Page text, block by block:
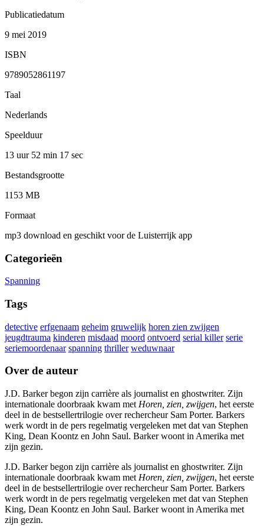
Publicatiedatum
9 mei 2019
ISBN
9789052861197
Taal
Nederlands
Speelduur
13 uur 52 min 17 sec
Bestandsgrootte
1153 MB
Formaat
mp3 download en geschikt voor de Luisterrijk app
Categorieën
Spanning
Tags
detective erfgenaam geheim gruwelijk horen zien zwijgen
jeugdtrauma kinderen misdaad moord ontvoerd serial killer serie
seriemoordenaar spanning thriller weduwnaar
Over de auteur
J.D. Barker begon zijn carrière als journalist en ghostwriter. Zijn
internationale doorbraak kwam met Horen, zien, zwijgen, het eerste
deel in de bestsellertrilogie over rechercheur Sam Porter. Barkers
werk wordt in de pers regelmatig vergeleken met dat van Stephen
King, Dean Koontz en John Saul. Barker woont in Amerika met
zijn gezin.
J.D. Barker begon zijn carrière als journalist en ghostwriter. Zijn
internationale doorbraak kwam met Horen, zien, zwijgen, het eerste
deel in de bestsellertrilogie over rechercheur Sam Porter. Barkers
werk wordt in de pers regelmatig vergeleken met dat van Stephen
King, Dean Koontz en John Saul. Barker woont in Amerika met
zijn gezin.